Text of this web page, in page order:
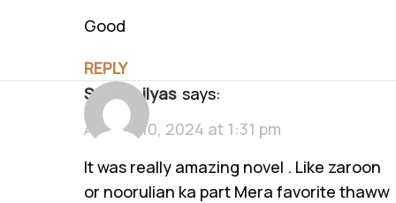
Good
REPLY
samiya ilyas says:
August 10, 2024 at 1:31 pm
It was really amazing novel . Like zaroon
or noorulian ka part Mera favorite thaww